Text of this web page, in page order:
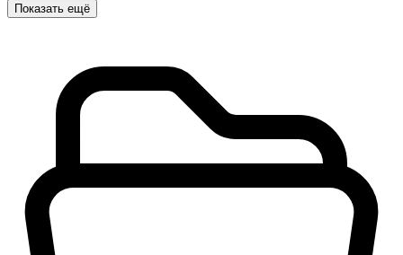
Показать ещё